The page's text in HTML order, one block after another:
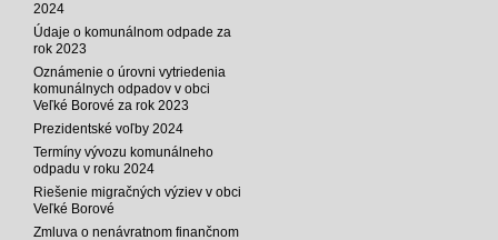
2024
Údaje o komunálnom odpade za
rok 2023
Oznámenie o úrovni vytriedenia
komunálnych odpadov v obci
Veľké Borové za rok 2023
Prezidentské voľby 2024
Termíny vývozu komunálneho
odpadu v roku 2024
Riešenie migračných výziev v obci
Veľké Borové
Zmluva o nenávratnom finančnom